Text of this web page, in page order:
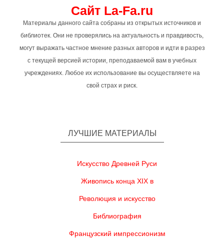
Сайт La-Fa.ru
Материалы данного сайта собраны из открытых источников и
библиотек. Они не проверялись на актуальность и правдивость,
могут выражать частное мнение разных авторов и идти в разрез
с текущей версией истории, преподаваемой вам в учебных
учреждениях. Любое их использование вы осуществляете на
свой страх и риск.
ЛУЧШИЕ МАТЕРИАЛЫ
Искусство Древней Руси
Живопись конца XIX в
Революция и искусство
Библиография
Французский импрессионизм